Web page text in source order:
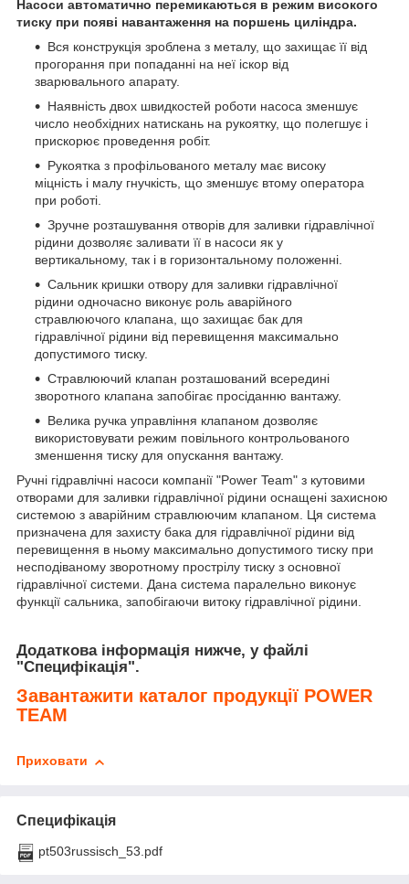
Насоси автоматично перемикаються в режим високого
тиску при появі навантаження на поршень циліндра.
Вся конструкція зроблена з металу, що захищає її від
прогорання при попаданні на неї іскор від
зварювального апарату.
Наявність двох швидкостей роботи насоса зменшує
число необхідних натискань на рукоятку, що полегшує і
прискорює проведення робіт.
Рукоятка з профільованого металу має високу
міцність і малу гнучкість, що зменшує втому оператора
при роботі.
Зручне розташування отворів для заливки гідравлічної
рідини дозволяє заливати її в насоси як у
вертикальному, так і в горизонтальному положенні.
Сальник кришки отвору для заливки гідравлічної
рідини одночасно виконує роль аварійного
стравлюючого клапана, що захищає бак для
гідравлічної рідини від перевищення максимально
допустимого тиску.
Стравлюючий клапан розташований всередині
зворотного клапана запобігає просіданню вантажу.
Велика ручка управління клапаном дозволяє
використовувати режим повільного контрольованого
зменшення тиску для опускання вантажу.
Ручні гідравлічні насоси компанії "Power Team" з кутовими
отворами для заливки гідравлічної рідини оснащені захисною
системою з аварійним стравлюючим клапаном. Ця система
призначена для захисту бака для гідравлічної рідини від
перевищення в ньому максимально допустимого тиску при
несподіваному зворотному прострілу тиску з основної
гідравлічної системи. Дана система паралельно виконує
функції сальника, запобігаючи витоку гідравлічної рідини.
Додаткова інформація нижче, у файлі
"Специфікація".
Завантажити каталог продукції POWER
TEAM
Приховати
Специфікація
pt503russisch_53.pdf